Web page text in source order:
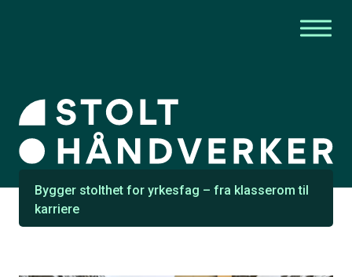
Bygger stolthet for yrkesfag – fra klasserom til
karriere